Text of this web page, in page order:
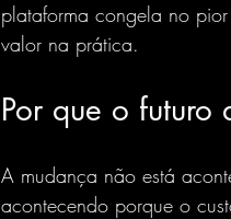
plataforma congela no
valor na prática.
Por que o
A mudança não está
acontecendo porque o